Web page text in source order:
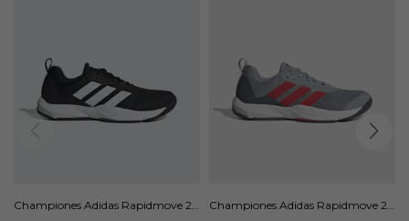
Championes Adidas Rapidmove 2 -
Championes Adidas Rapidmove 2 -